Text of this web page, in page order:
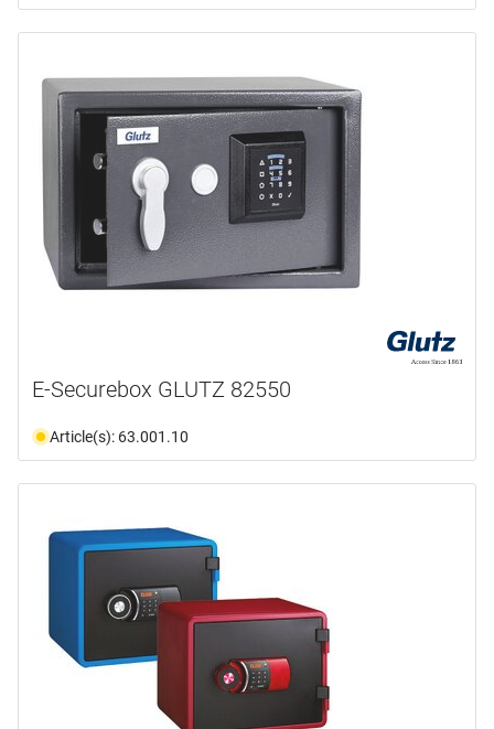
E-Securebox GLUTZ 82550
Article(s): 63.001.10